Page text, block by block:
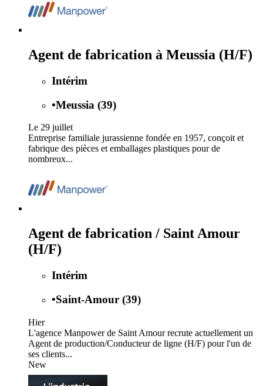
Agent de fabrication à Meussia (H/F)
Intérim
•Meussia (39)
Le 29 juillet
Entreprise familiale jurassienne fondée en 1957, conçoit et
fabrique des pièces et emballages plastiques pour de
nombreux...
Agent de fabrication / Saint Amour
(H/F)
Intérim
•Saint-Amour (39)
Hier
L'agence Manpower de Saint Amour recrute actuellement un
Agent de production/Conducteur de ligne (H/F) pour l'un de
ses clients...
New